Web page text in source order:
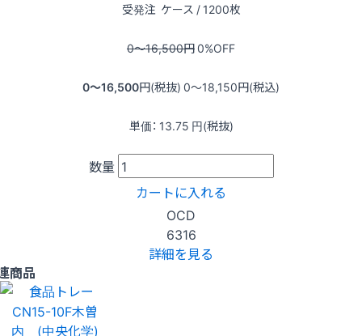
受発注 ケース / 1200枚
0〜16,500円0%OFF
0〜16,500円(税抜) 0〜18,150円(税込)
単価： 13.75 円(税抜)
数量
カートに入れる
OCD
6316
詳細を見る
商品